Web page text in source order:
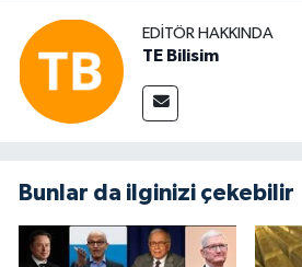
EDITÖR HAKKINDA
TE Bilisim
Bunlar da ilginizi çekebilir